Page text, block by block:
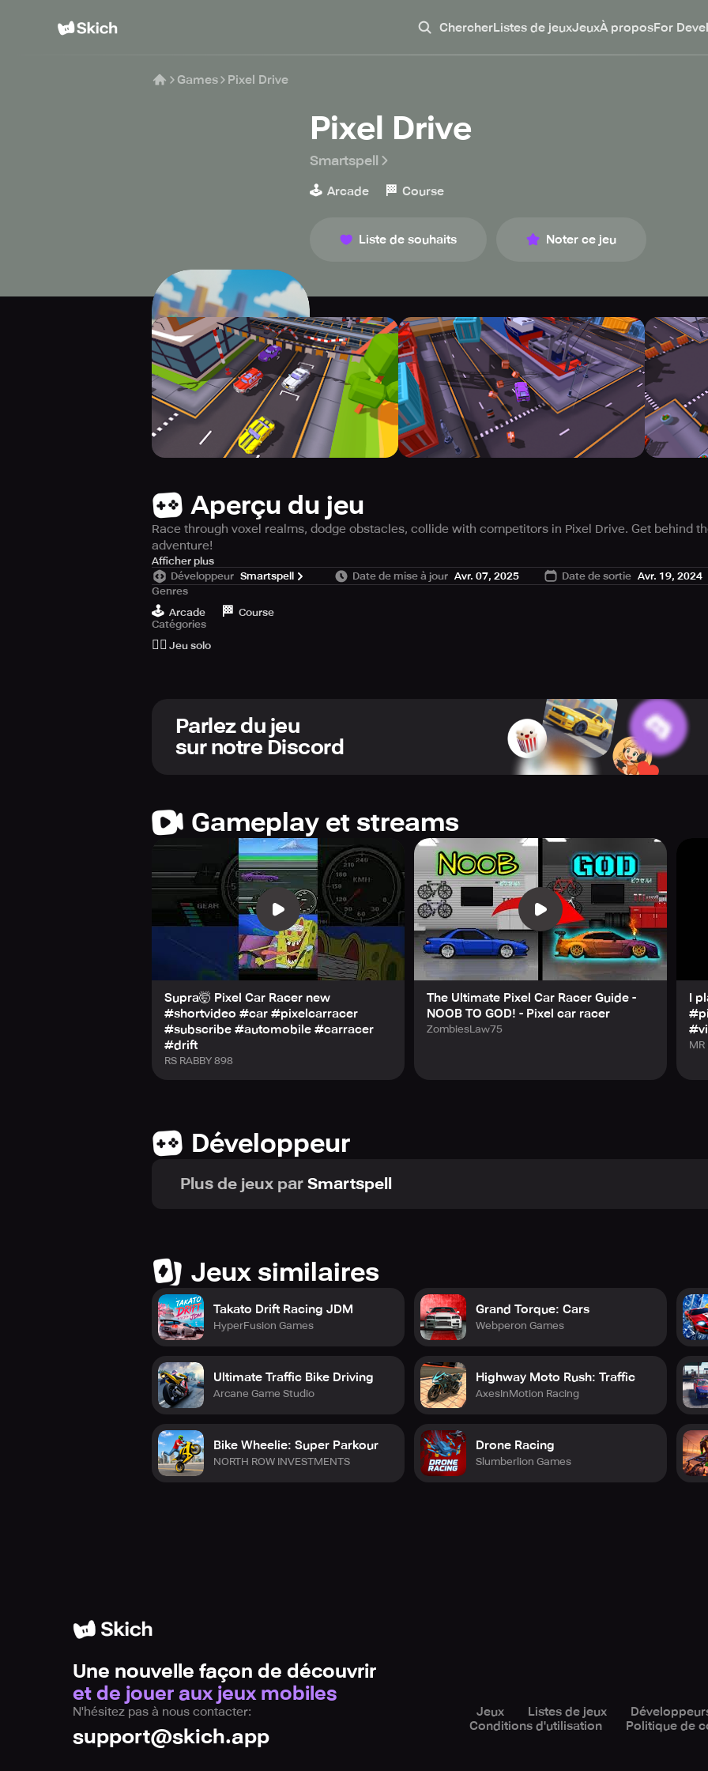
ChercherListes de jeuxJeuxÀ proposFor
Games Pixel Drive
Pixel Drive
Smartspell
🕹️ Arcade 🏁 Course
Liste de souhaits Noter ce jeu
Aperçu du jeu
Race through voxel realms, dodge obstacles, collide with competitors in Pixel Drive. Get behind
adventure!
Prepare yourself for an exciting adventure through a pixelated realm that is truly unique. Seize
maneuver through a range of difficult barriers and ever-changing surroundings. Steel yourself for
vehicles and obstacles while speeding through various settings. Do you have what it takes to
the circuits in Pixel Drive?
Afficher plus
Développeur Smartspell Date de mise à jour Avr. 07, 2025 Date de sortie Avr. 19, 2024
Genres
🕹️ Arcade 🏁 Course
Catégories
🙆‍♂️ Jeu solo
Parlez du jeu
sur notre Discord
Gameplay et streams
Supra🤯 Pixel Car Racer new
#shortvideo #car #pixelcarracer
#subscribe #automobile #carracer
#drift
RS RABBY 898
The Ultimate Pixel Car Racer Guide -
NOOB TO GOD! - Pixel car racer
ZombiesLaw75
I
MR
Développeur
Plus de jeux par Smartspell
Jeux similaires
Takato Drift Racing JDM
HyperFusion Games
Ultimate Traffic Bike Driving
Arcane Game Studio
Bike Wheelie: Super Parkour
NORTH ROW INVESTMENTS
Grand Torque: Cars
Webperon Games
Highway Moto Rush: Traffic
AxesInMotion Racing
Drone Racing
Slumberlion Games
Une nouvelle façon de découvrir
et de jouer aux jeux mobiles
N'hésitez pas à nous contacter:
support@skich.app
Jeux Listes de jeux
Conditions d'utilisation
Politique de